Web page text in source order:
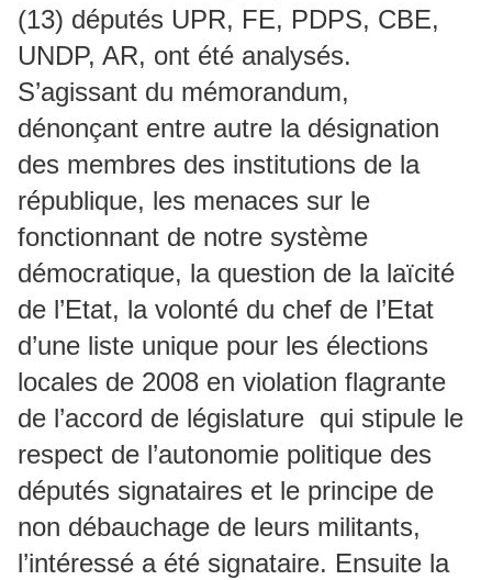
(13) députés UPR, FE, PDPS, CBE,
UNDP, AR, ont été analysés.
S’agissant du mémorandum,
dénonçant entre autre la désignation
des membres des institutions de la
république, les menaces sur le
fonctionnant de notre système
démocratique, la question de la laïcité
de l’Etat, la volonté du chef de l’Etat
d’une liste unique pour les élections
locales de 2008 en violation flagrante
de l’accord de législature qui stipule le
respect de l’autonomie politique des
députés signataires et le principe de
non débauchage de leurs militants,
l’intéressé a été signataire. Ensuite la